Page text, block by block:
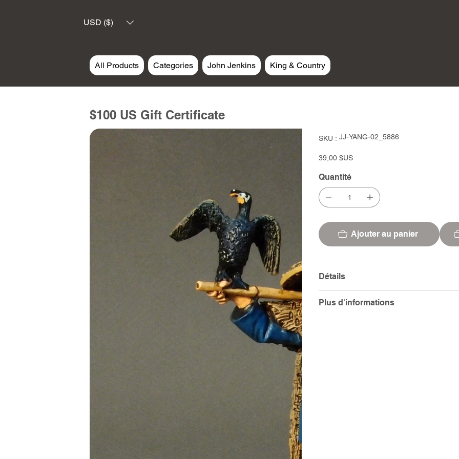
USD ($)
All Products Categories John Jenkins King & Country
$100 US Gift Certificate
SKU :
SKU
JJ-
JJ-YANG-02_5886
Prix
39,00 $US
Quantité
Ajouter au panier
Détails
Plus d'informations